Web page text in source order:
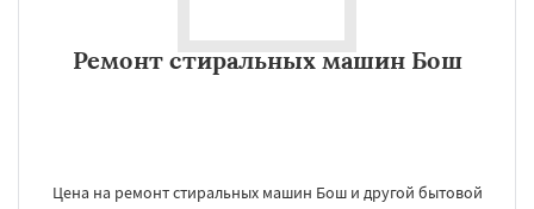
Ремонт стиральных машин Бош
Цена на ремонт стиральных машин Бош и другой бытовой